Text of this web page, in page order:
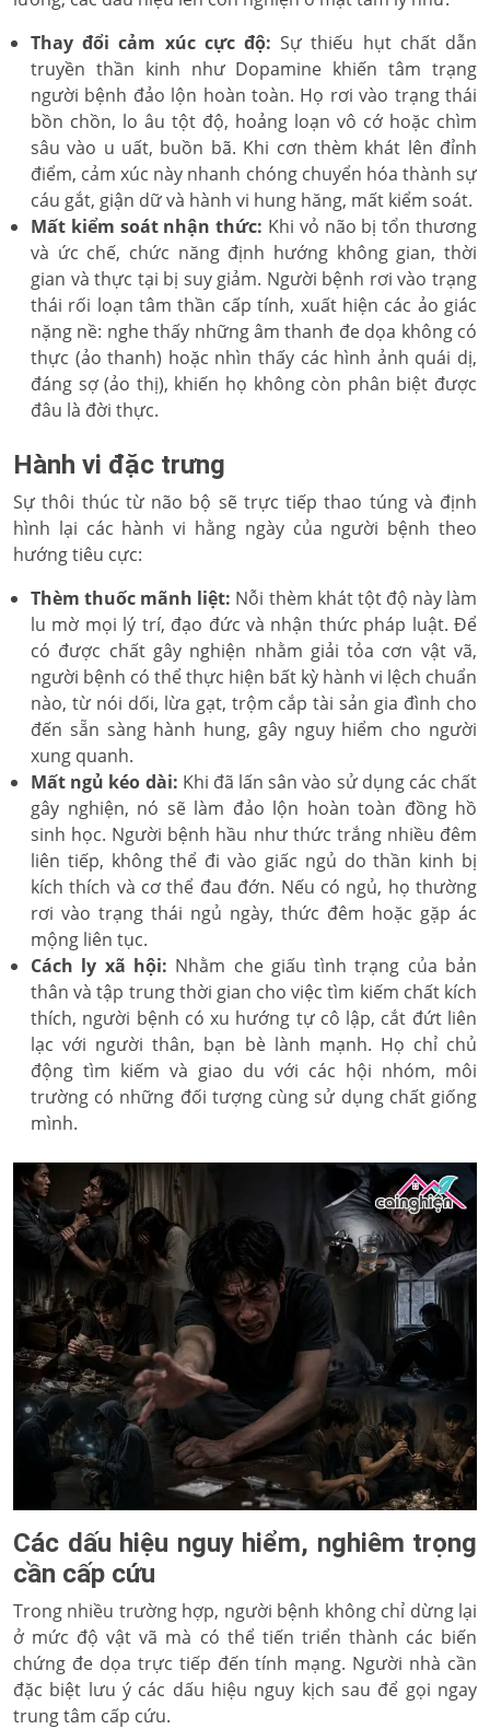
Thay đổi cảm xúc cực độ:Sự thiếu hụt chất dẫn
truyền thần kinh như Dopamine khiến tâm trạng
người bệnh đảo lộn hoàn toàn. Họ rơi vào trạng thái
bồn chồn, lo âu tột độ, hoảng loạn vô cớ hoặc chìm
sâu vào u uất, buồn bã. Khi cơn thèm khát lên đỉnh
điểm, cảm xúc này nhanh chóng chuyển hóa thành sự
cáu gắt, giận dữ và hành vi hung hăng, mất kiểm soát.
Mất kiểm soát nhận thức: Khi vỏ não bị tổn thương
và ức chế, chức năng định hướng không gian, thời
gian và thực tại bị suy giảm. Người bệnh rơi vào trạng
thái rối loạn tâm thần cấp tính, xuất hiện các ảo giác
nặng nề: nghe thấy những âm thanh đe dọa không có
thực (ảo thanh) hoặc nhìn thấy các hình ảnh quái dị,
đáng sợ (ảo thị), khiến họ không còn phân biệt được
đâu là đời thực.
Hành vi đặc trưng
Sự thôi thúc từ não bộ sẽ trực tiếp thao túng và định
hình lại các hành vi hằng ngày của người bệnh theo
hướng tiêu cực:
Thèm thuốc mãnh liệt: Nỗi thèm khát tột độ này làm
lu mờ mọi lý trí, đạo đức và nhận thức pháp luật. Để
có được chất gây nghiện nhằm giải tỏa cơn vật vã,
người bệnh có thể thực hiện bất kỳ hành vi lệch chuẩn
nào, từ nói dối, lừa gạt, trộm cắp tài sản gia đình cho
đến sẵn sàng hành hung, gây nguy hiểm cho người
xung quanh.
Mất ngủ kéo dài: Khi đã lấn sân vào sử dụng các chất
gây nghiện, nó sẽ làm đảo lộn hoàn toàn đồng hồ
sinh học. Người bệnh hầu như thức trắng nhiều đêm
liên tiếp, không thể đi vào giấc ngủ do thần kinh bị
kích thích và cơ thể đau đớn. Nếu có ngủ, họ thường
rơi vào trạng thái ngủ ngày, thức đêm hoặc gặp ác
mộng liên tục.
Cách ly xã hội: Nhằm che giấu tình trạng của bản
thân và tập trung thời gian cho việc tìm kiếm chất kích
thích, người bệnh có xu hướng tự cô lập, cắt đứt liên
lạc với người thân, bạn bè lành mạnh. Họ chỉ chủ
động tìm kiếm và giao du với các hội nhóm, môi
trường có những đối tượng cùng sử dụng chất giống
mình.
Các dấu hiệu nguy hiểm, nghiêm trọng
cần cấp cứu
Trong nhiều trường hợp, người bệnh không chỉ dừng lại
ở mức độ vật vã mà có thể tiến triển thành các biến
chứng đe dọa trực tiếp đến tính mạng. Người nhà cần
đặc biệt lưu ý các dấu hiệu nguy kịch sau để gọi ngay
trung tâm cấp cứu.